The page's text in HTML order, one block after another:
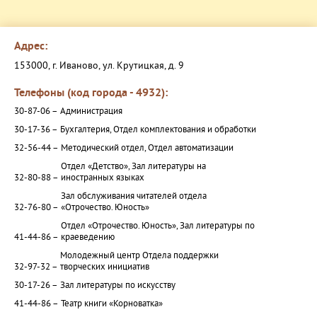
Адрес:
153000, г. Иваново, ул. Крутицкая, д. 9
Телефоны (код города - 4932):
30-87-06 – Администрация
30-17-36 – Бухгалтерия, Отдел комплектования и обработки
32-56-44 – Методический отдел, Отдел автоматизации
32-80-88 –
Отдел «Детство», Зал литературы на
иностранных языках
32-76-80 –
Зал обслуживания читателей отдела
«Отрочество. Юность»
41-44-86 –
Отдел «Отрочество. Юность», Зал литературы по
краеведению
32-97-32 –
Молодежный центр Отдела поддержки
творческих инициатив
30-17-26 – Зал литературы по искусству
41-44-86 – Театр книги «Корноватка»